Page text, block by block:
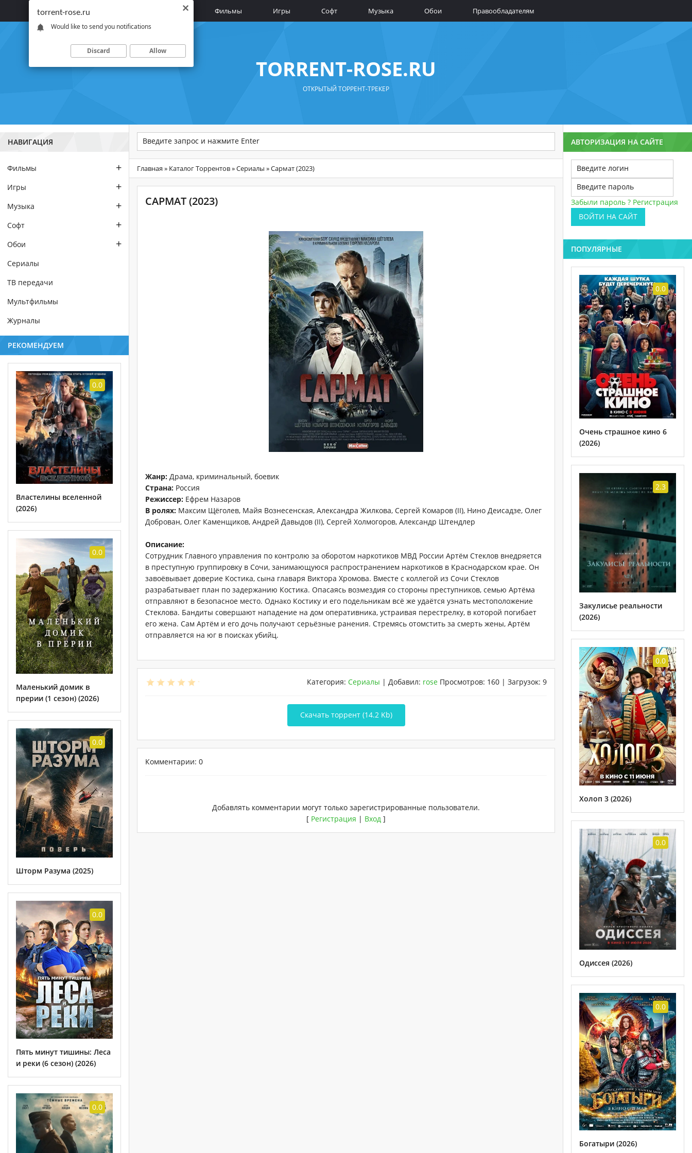
Главная Фильмы Игры Софт Музыка Обои Правообладателям
TORRENT-ROSE.RU
ОТКРЫТЫЙ ТОРРЕНТ-ТРЕКЕР
НАВИГАЦИЯ
Фильмы +
Игры +
Музыка +
Софт +
Обои +
Сериалы
ТВ передачи
Мультфильмы
Журналы
РЕКОМЕНДУЕМ
0.0
Властелины вселенной
(2026)
0.0
Маленький домик в
прерии (1 сезон) (2026)
0.0
Шторм Разума (2025)
0.0
Пять минут тишины: Леса
и реки (6 сезон) (2026)
0.0
Главная » Каталог Торрентов»Сериалы » Сармат (2023)
САРМАТ (2023)
Жанр: Драма, криминальный, боевик
Страна: Россия
Режиссер: Ефрем Назаров
В ролях: Максим Щёголев, Майя Вознесенская, Александра Жилкова, Сергей Комаров (II), Нино Деисадзе, Олег
Доброван, Олег Каменщиков, Андрей Давыдов (II), Сергей Холмогоров, Александр Штендлер
Описание:
Сотрудник Главного управления по контролю за оборотом наркотиков МВД России Артём Стеклов внедряется
в преступную группировку в Сочи, занимающуюся распространением наркотиков в Краснодарском крае. Он
завоёвывает доверие Костика, сына главаря Виктора Хромова. Вместе с коллегой из Сочи Стеклов
разрабатывает план по задержанию Костика. Опасаясь возмездия со стороны преступников, семью Артёма
отправляют в безопасное место. Однако Костику и его подельникам всё же удаётся узнать местоположение
Стеклова. Бандиты совершают нападение на дом оперативника, устраивая перестрелку, в которой погибает
его жена. Сам Артём и его дочь получают серьёзные ранения. Стремясь отомстить за смерть жены, Артём
отправляется на юг в поисках убийц.
Категория: Сериалы | Добавил: rose Просмотров: 160 | Загрузок: 9
Скачать торрент (14.2 Kb)
Комментарии: 0
Добавлять комментарии могут только зарегистрированные пользователи.
[ Регистрация | Вход ]
АВТОРИЗАЦИЯ НА САЙТЕ
Забыли пароль ? Регистрация
ВОЙТИ НА САЙТ
ПОПУЛЯРНЫЕ
0.0
Очень страшное кино 6
(2026)
2.3
Закулисье реальности
(2026)
0.0
Холоп 3 (2026)
0.0
Одиссея (2026)
0.0
Богатыри (2026)
torrent-rose.ru
Would like to send you notifications
Discard Allow